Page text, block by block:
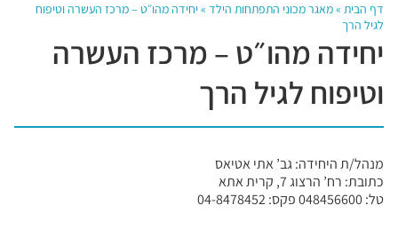
דף הבית »מאגר מכוני התפתחות הילד »יחידה מהו״ט – מרכז העשרה וטיפוח
לגיל הרך
יחידה מהו״ט – מרכז העשרה
וטיפוח לגיל הרך
מנהל/ת היחידה: גב’ אתי אטיאס
כתובת: רח’ הרצוג 7, קרית אתא
טל: 048456600 פקס: 04-8478452